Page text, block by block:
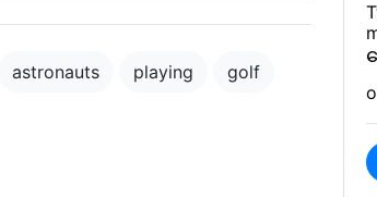
astronauts playing golf